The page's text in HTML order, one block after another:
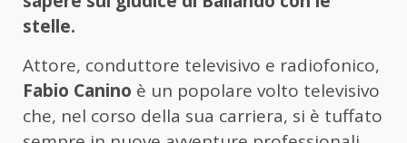
stelle.
Attore, conduttore televisivo e radiofonico,
Fabio Canino è un popolare volto televisivo
che, nel corso della sua carriera, si è tuffato